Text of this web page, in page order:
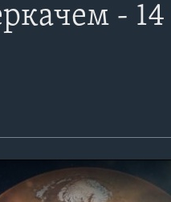
- 14